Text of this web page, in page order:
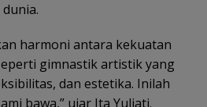
harmoni antara kekuatan
gimnastik artistik yang
dan estetika. Inilah
bawa,” ujar Ita Yuliati.